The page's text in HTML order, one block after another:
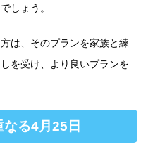
しょう。
は、そのプランを家族と練
を受け、より良いプランを
る4月25日